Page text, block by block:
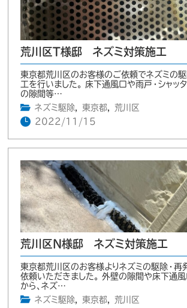
荒川区T様邸 ネズミ対策施工
東京都荒川区のお客様のご依頼でネズミの
工を行いました。 床下通風口や雨戸・シャッ
の隙間等…
ネズミ駆除
東京都
荒川区
2022/11/15
荒川区N様邸 ネズミ対策施工
東京都荒川区のお客様よりネズミの駆除・再
依頼いただきました。 外壁の隙間や床下通
から、ネズ…
ネズミ駆除
東京都
荒川区